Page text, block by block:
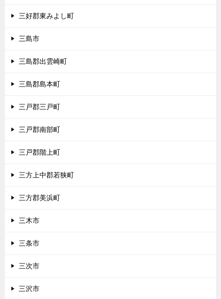
三好郡東みよし町
三島市
三島郡出雲崎町
三島郡島本町
三戸郡三戸町
三戸郡南部町
三戸郡階上町
三方上中郡若狭町
三方郡美浜町
三木市
三条市
三次市
三沢市